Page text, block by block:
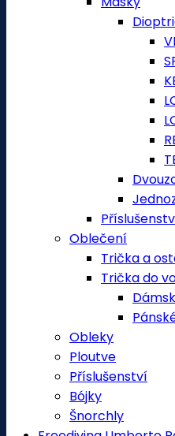
Oblečení
Trička a
Trička do
Obleky
Ploutve
Příslušenství
Bójky
Šnorchly